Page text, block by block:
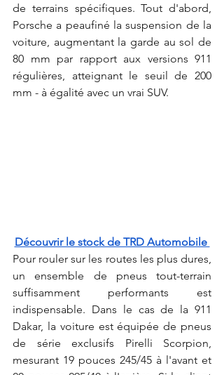
de terrains spécifiques. Tout d'abord,
Porsche a peaufiné la suspension de la
voiture, augmentant la garde au sol de
80 mm par rapport aux versions 911
régulières, atteignant le seuil de 200
mm - à égalité avec un vrai SUV.
Découvrir le stock de TRD Automobile
Pour rouler sur les routes les plus dures,
un ensemble de pneus tout-terrain
suffisamment performants est
indispensable. Dans le cas de la 911
Dakar, la voiture est équipée de pneus
de série exclusifs Pirelli Scorpion,
mesurant 19 pouces 245/45 à l'avant et